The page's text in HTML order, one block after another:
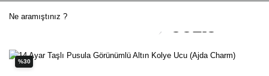
%30